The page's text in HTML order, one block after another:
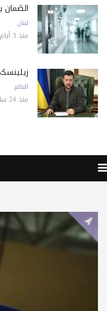
الضّمان
لبنان
منذ 3 أيام
زيلينسكي: نشر 50 ألف
العالم
منذ 24 ساعة